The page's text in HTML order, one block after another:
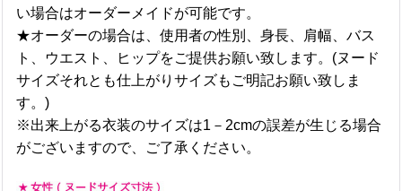
い場合はオーダーメイドが可能です。
★オーダーの場合は、使用者の性別、身長、肩幅、バス
ト、ウエスト、ヒップをご提供お願い致します。(ヌード
サイズそれとも仕上がりサイズもご明記お願い致しま
す。)
※出来上がる衣装のサイズは1－2cmの誤差が生じる場合
がございますので、ご了承ください。